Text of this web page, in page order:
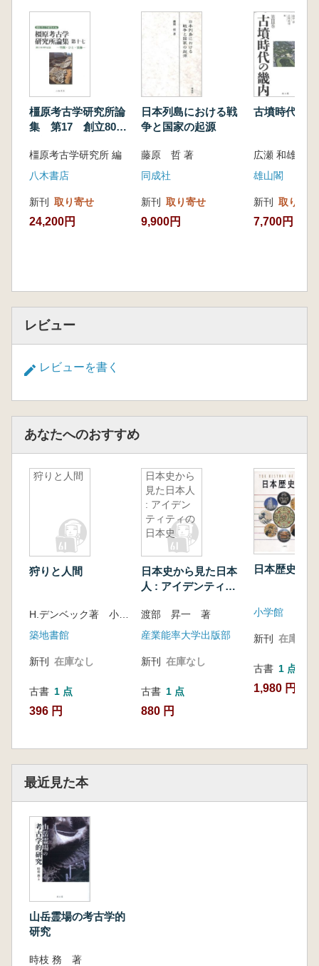
第6章 草津白根山信仰の展開
草津白根山への誘い/白根明神/山岳修験の
活動/血盆経信仰と湯釜
第7章 山岳宗教としての富士山
富士山の山岳宗教の成立/富士禅定の盛行/
富士信仰の近世的展開/富士信仰の伝統
第8章 苗敷山信仰の諸段階
山の立地/平安時代における山岳宗教の問題/中
世の様相/宝生寺の宗教活動/おわりに
はじめに/第一段階:妙高山信仰胎動期/第二
段階:妙高山信仰成立期/第三段階:妙高山信仰発
はじめに/立山信仰の開始時期/一〇世紀の
問題/山岳登拝行の成立/一五世紀と一七世紀の
画期/おわりに
第11章 宝満山の懸仏
はじめに/懸仏の形態と製作技法/懸仏の製
はじめに/霊場と聖地の識別/在地域霊場の
第13章 立石寺の金工資料
はじめに/「立石倉印」の性格/如法経碑と
経塚/懸仏/池中の鏡/在地産の鉄鉢/おわりに
第14章 中世都市と納骨霊場―神奈川県鎌倉
市長谷寺を事例に―
はじめに/長谷寺の納骨遺構/墨書された火
展開
はじめに/大峰山頂遺跡と金峯山経塚/奥駈
第16章 六郷山の山岳遺跡研究序説
はじめに/山岳遺跡とはなにか/六郷山にお
ける資源と土地の利用/六郷山の自然と宗教/お
のか
橿原考古学研究所論
集 第17 創立80周
橿原考古学研究所 編
八木書店
新刊 取り寄せ
24,200円
日本列島における戦
争と国家の起源
藤原 哲 著
同成社
新刊 取り寄せ
9,900円
古墳時代の
雄山閣
新刊 取り寄せ
7,700円
レビュー
レビューを書く
あなたへのおすすめ
狩りと人間
狩りと人間
築地書館
新刊 在庫なし
古書 1 点
396 円
日本史から
見た日本人
: アイデン
ティティの
日本史
日本史から見た日本
人 : アイデンティテ
渡部 昇一 著
産業能率大学出版部
新刊 在庫なし
古書 1 点
880 円
日本歴史館
小学館
新刊 在庫なし
古書 1 点
1,980 円
最近見た本
山岳霊場の考古学的
研究
時枝 務 著